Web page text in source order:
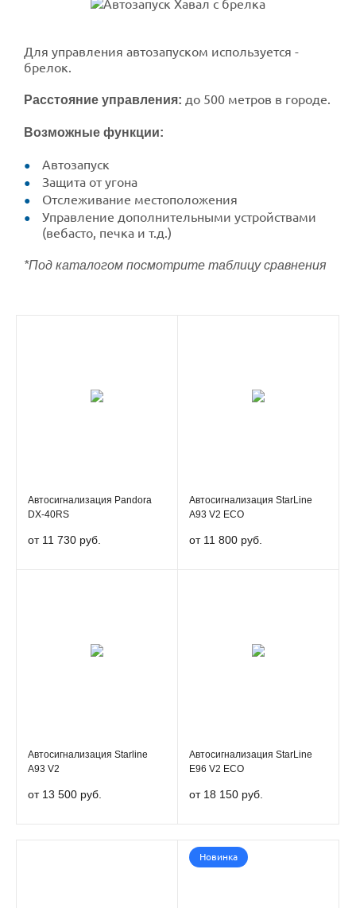
Для управления автозапуском используется -
брелок.
Расстояние управления: до 500 метров в городе.
Возможные функции:
Автозапуск
Защита от угона
Отслеживание местоположения
Управление дополнительными устройствами
(вебасто, печка и т.д.)
*Под каталогом посмотрите таблицу сравнения
Автосигнализация Pandora
DX-40RS
от 11 730 руб.
Автосигнализация StarLine
A93 V2 ECO
от 11 800 руб.
Автосигнализация Starline
А93 V2
от 13 500 руб.
Автосигнализация StarLine
E96 V2 ECO
от 18 150 руб.
Новинка